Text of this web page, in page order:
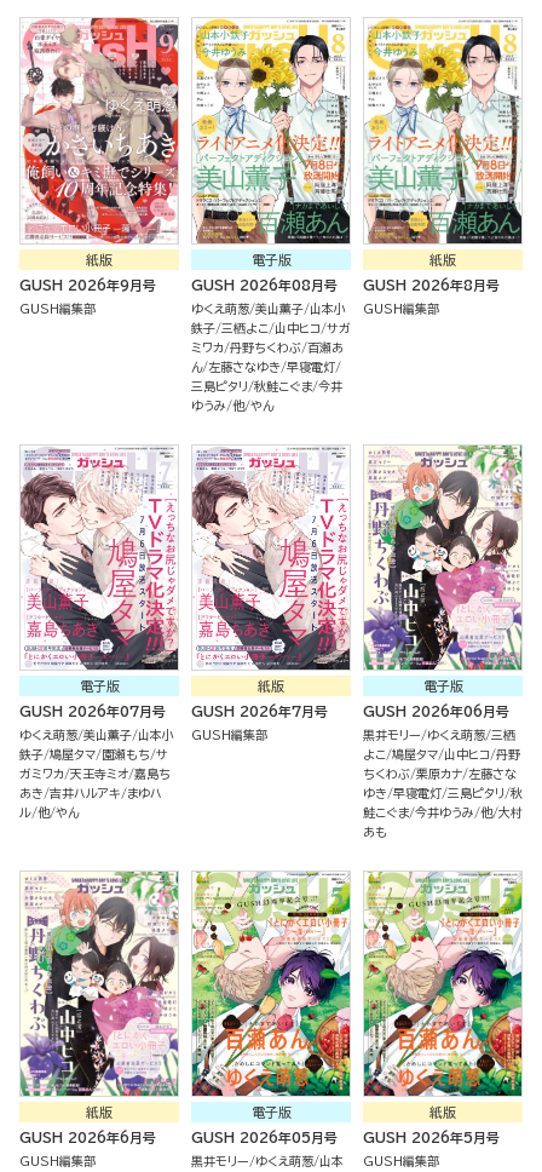
紙版
GUSH 2026年9月号
GUSH編集部
電子版
GUSH 2026年08月号
ゆくえ萌葱 美山薫子 山本小
鉄子 三栖よこ 山中ヒコ サガ
ミワカ 丹野ちくわぶ 百瀬あ
ん 左藤さなゆき 早寝電灯
三島ピタリ
秋鮭こぐま 今井
ゆうみ 他 やん
紙版
GUSH 2026年8月号
GUSH編集部
電子版
GUSH 2026年07月号
ゆくえ萌葱 美山薫子 山本小
鉄子 鳩屋タマ 園瀬もち サ
ガミワカ 天王寺ミオ 嘉島ち
あき 吉井ハルアキ
まゆハ
ル 他 やん
紙版
GUSH 2026年7月号
GUSH編集部
電子版
GUSH 2026年06月号
黒井モリー ゆくえ萌葱 三栖
よこ 鳩屋タマ 山中ヒコ 丹野
ちくわぶ 栗原カナ 左藤さな
ゆき 早寝電灯 三島ピタリ
秋
鮭こぐま 今井ゆうみ 他 大村
あも
紙版
GUSH 2026年6月号
GUSH編集部
電子版
GUSH 2026年05月号
黒井モリー ゆくえ萌葱 山本
紙版
GUSH 2026年5月号
GUSH編集部